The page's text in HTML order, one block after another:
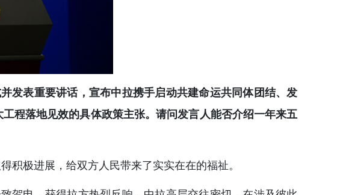
发表重要讲话，宣布中拉携手启动共建命运共同体团结、发
程落地见效的具体政策主张。请问发言人能否介绍一年来五
积极进展，给双方人民带来了实实在在的福祉。